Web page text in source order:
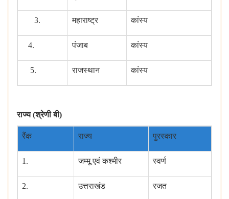
3. महाराष्ट्र कांस्य
4. पंजाब कांस्य
5. राजस्थान कांस्य
राज्य (श्रेणी बी)
रैंक राज्य पुरस्कार
1. जम्मू एवं कश्मीर स्वर्ण
2. उत्तराखंड रजत